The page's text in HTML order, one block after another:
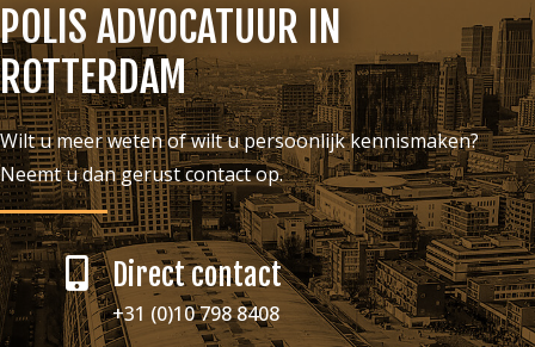
POLIS ADVOCATUUR IN
ROTTERDAM
Wilt u meer weten of wilt u persoonlijk kennismaken?
Neemt u dan gerust contact op.
Direct contact
+31 (0)10 798 8408